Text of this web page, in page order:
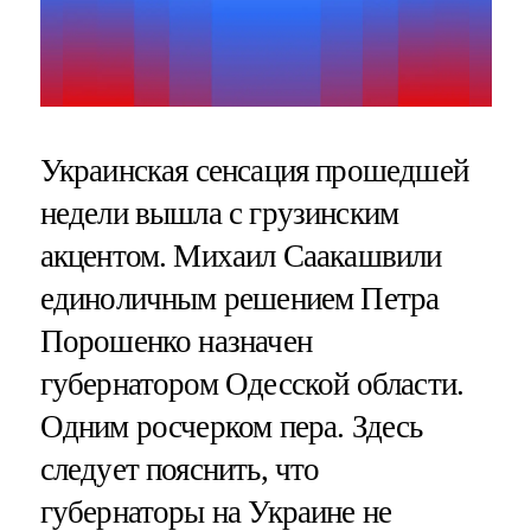
Украинская сенсация прошедшей
недели вышла с грузинским
акцентом. Михаил Саакашвили
единоличным решением Петра
Порошенко назначен
губернатором Одесской области.
Одним росчерком пера. Здесь
следует пояснить, что
губернаторы на Украине не